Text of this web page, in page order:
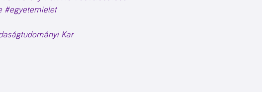
#egyetemielet
Kar